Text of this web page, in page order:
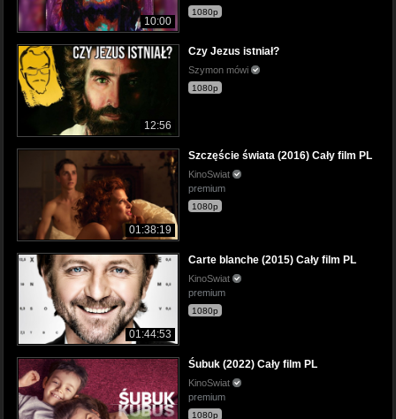
10:00
1080p
12:56
Czy Jezus istniał?
Szymon mówi
1080p
01:38:19
Szczęście świata (2016) Cały film PL
KinoSwiat
premium
1080p
01:44:53
Carte blanche (2015) Cały film PL
KinoSwiat
premium
1080p
Śubuk (2022) Cały film PL
KinoSwiat
premium
1080p